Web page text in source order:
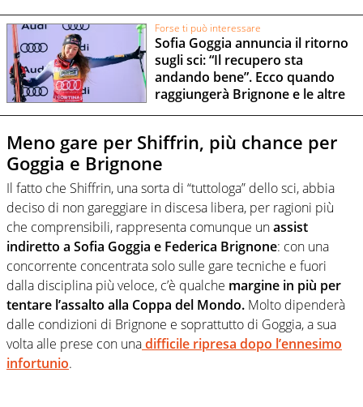
Forse ti può interessare
Sofia Goggia annuncia il ritorno
sugli sci: “Il recupero sta
andando bene”. Ecco quando
raggiungerà Brignone e le altre
Meno gare per Shiffrin, più chance per
Goggia e Brignone
Il fatto che Shiffrin, una sorta di “tuttologa” dello sci, abbia
deciso di non gareggiare in discesa libera, per ragioni più
che comprensibili, rappresenta comunque unassist
indiretto a Sofia Goggia e Federica Brignone: con una
concorrente concentrata solo sulle gare tecniche e fuori
dalla disciplina più veloce, c’è qualche margine in più per
tentare l’assalto alla Coppa del Mondo. Molto dipenderà
dalle condizioni di Brignone e soprattutto di Goggia, a sua
volta alle prese con unadifficile ripresa dopo l’ennesimo
infortunio.